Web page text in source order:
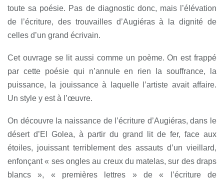
toute sa poésie. Pas de diagnostic donc, mais l’élévation
de l’écriture, des trouvailles d’Augiéras à la dignité de
celles d’un grand écrivain.
Cet ouvrage se lit aussi comme un poème. On est frappé
par cette poésie qui n’annule en rien la souffrance, la
puissance, la jouissance à laquelle l’artiste avait affaire.
Un style y est à l’œuvre.
On découvre la naissance de l’écriture d’Augiéras, dans le
désert d’El Golea, à partir du grand lit de fer, face aux
étoiles, jouissant terriblement des assauts d’un vieillard,
enfonçant « ses ongles au creux du matelas, sur des draps
blancs », « premières lettres » de « l’écriture de